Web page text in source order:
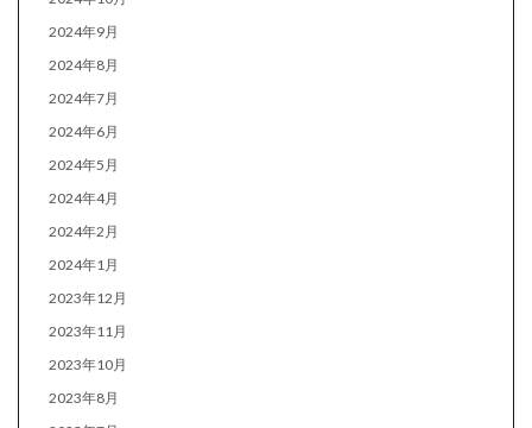
2024年9月
2024年8月
2024年7月
2024年6月
2024年5月
2024年4月
2024年2月
2024年1月
2023年12月
2023年11月
2023年10月
2023年8月